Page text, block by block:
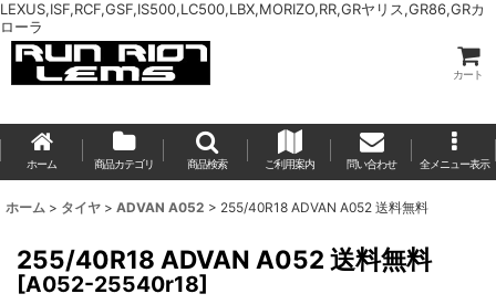
LEXUS,ISF,RCF,GSF,IS500,LC500,LBX,MORIZO,RR,GRヤリス,GR86,GRカ
ローラ
カート
ホーム 商品カテゴリ 商品検索 ご利用案内 問い合わせ 全メニュー表示
ホーム > タイヤ > ADVAN A052 > 255/40R18 ADVAN A052 送料無料
255/40R18 ADVAN A052 送料無料
[A052-25540r18]